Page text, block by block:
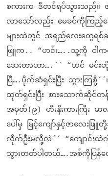
စကားက ဒီတင်ရပ်သွားသည်။
လာသော်လည်း မေခင်ကိုကြည့်န
များထဲတွင် အရည်လေးတွေရစ်
ဖြူက.. “ဟင်း…..သူ့ကို ငါက
သေးတာဟာ….´´ “ဟင် မင်း
ပြီ….ပိုက်ဆံရှင်းပြီး သွားကြစို့
ထုတ်ရှင်းပြီး စားသောက်ဆိုင်
အမှတ်(၉) ဟီးနိုးကားကြီး
ပေါ်မှ မြင့်ကျော်နှင့်ဇာလေ
လိုက်ဦးမလို့လဲ´´ “ကျောင်းထဲ
သွားတတ်ပါတယ်….အစ်ကိုပြန်တ